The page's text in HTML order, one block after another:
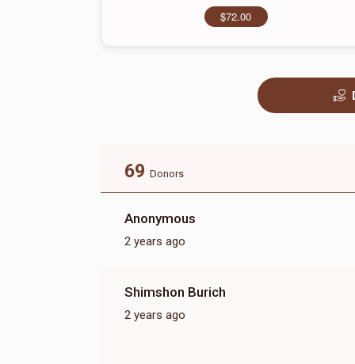
$72.00
69 Donors
Anonymous
2 years ago
Shimshon Burich
2 years ago